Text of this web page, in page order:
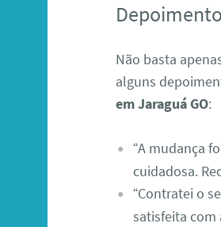
Não basta
alguns
em Jaraguá GO:
“A mudança
cuidadosa.
“Contratei o
satisfeita com